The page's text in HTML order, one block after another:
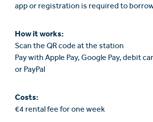
app or registration is required to
How it works:
Scan the QR code at the station
Pay with Apple Pay, Google Pay, debit
or PayPal
Costs:
€4 rental fee for one week